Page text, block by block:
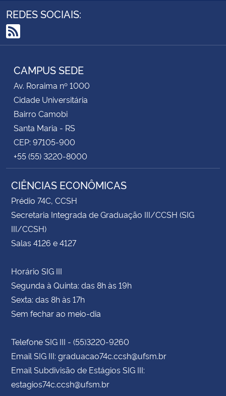
REDES SOCIAIS:
RSS
CAMPUS SEDE
Av. Roraima nº 1000
Cidade Universitária
Bairro Camobi
Santa Maria - RS
CEP: 97105-900
+55 (55) 3220-8000
CIÊNCIAS ECONÔMICAS
Prédio 74C, CCSH
Secretaria Integrada de Graduação III/CCSH (SIG
III/CCSH)
Salas 4126 e 4127
Horário SIG III
Segunda à Quinta: das 8h às 19h
Sexta: das 8h às 17h
Sem fechar ao meio-dia
Telefone SIG III - (55)3220-9260
Email SIG III: graduacao74c.ccsh@ufsm.br
Email Subdivisão de Estágios SIG III:
estagios74c.ccsh@ufsm.br